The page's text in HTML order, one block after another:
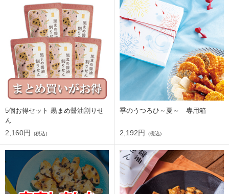
5個お得セット 黒まめ醤油割りせ
ん
2,160円 (税込)
季のうつろひ～夏～ 専用箱
2,192円 (税込)